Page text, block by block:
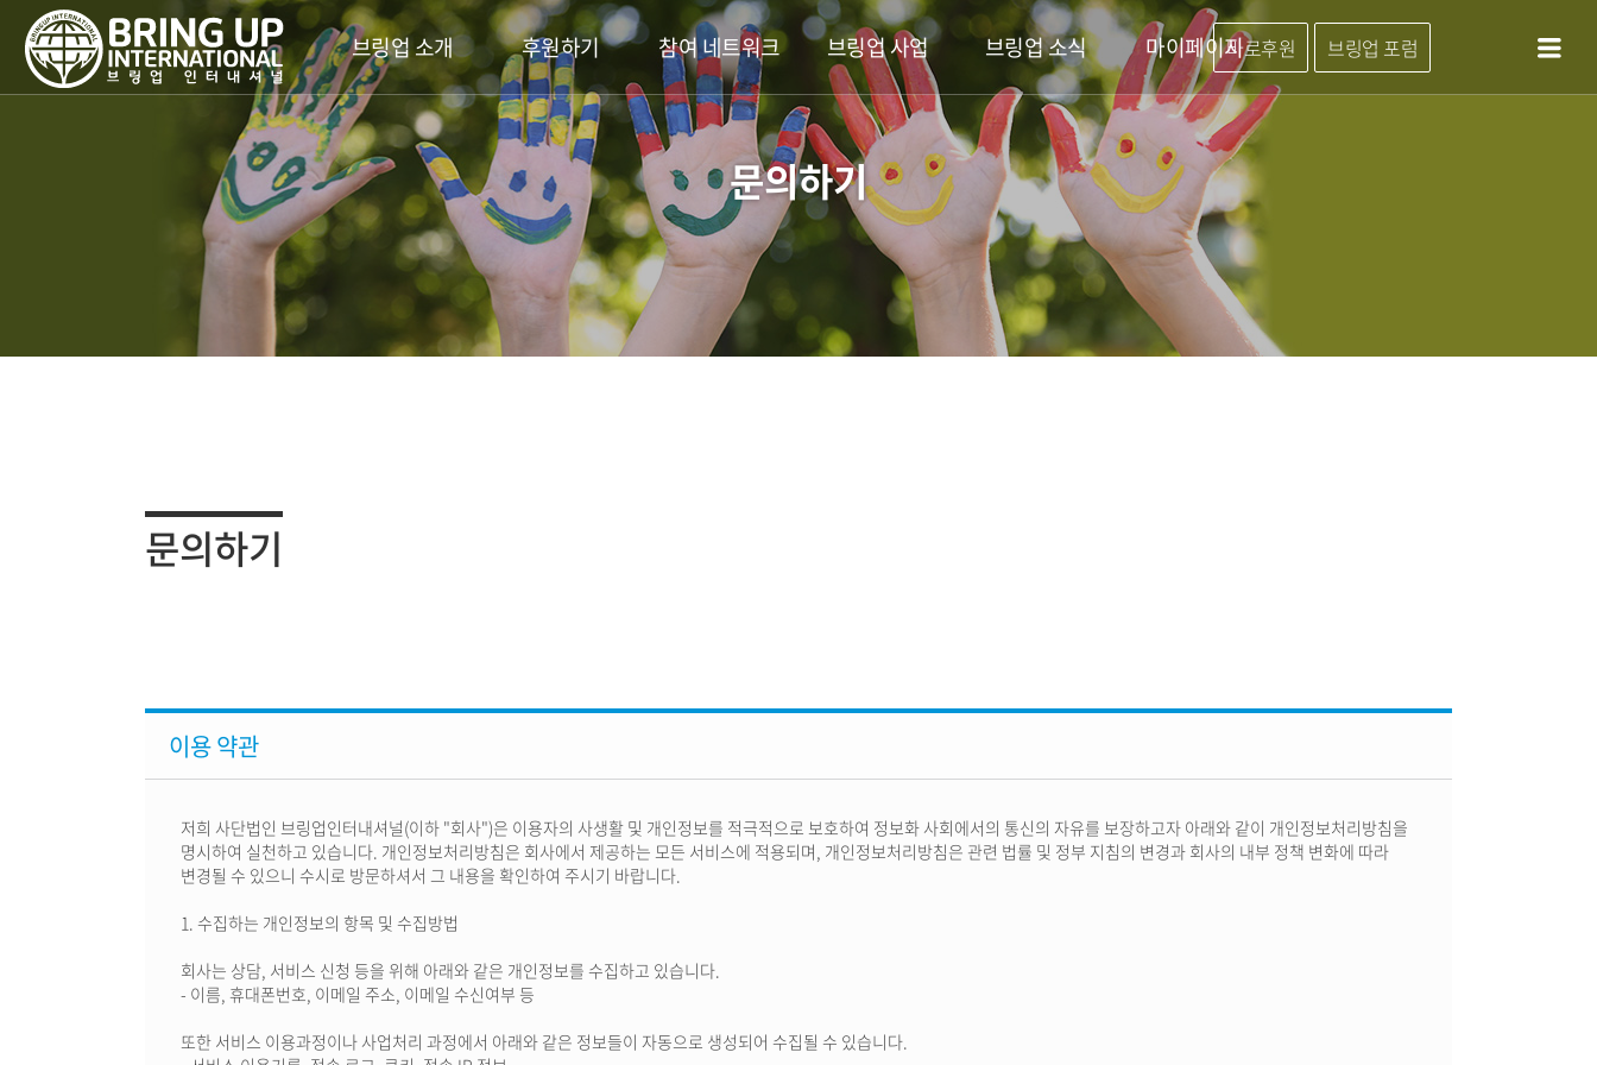
브링업 소개 후원하기 참여 네트워크 브링업 사업 브링업 소식 마이페이지바로후원 브링업 포럼
문의하기
문의하기
이용 약관
저희 사단법인 브링업인터내셔널(이하 "회사")은 이용자의 사생활 및 개인정보를 적극적으로 보호하여 정보화 사회에서의 통신의 자유를 보장하고자 아래와 같이 개인정보처리방침을
명시하여 실천하고 있습니다. 개인정보처리방침은 회사에서 제공하는 모든 서비스에 적용되며, 개인정보처리방침은 관련 법률 및 정부 지침의 변경과 회사의 내부 정책 변화에 따라
변경될 수 있으니 수시로 방문하셔서 그 내용을 확인하여 주시기 바랍니다.
1. 수집하는 개인정보의 항목 및 수집방법
회사는 상담, 서비스 신청 등을 위해 아래와 같은 개인정보를 수집하고 있습니다.
- 이름, 휴대폰번호, 이메일 주소, 이메일 수신여부 등
또한 서비스 이용과정이나 사업처리 과정에서 아래와 같은 정보들이 자동으로 생성되어 수집될 수 있습니다.